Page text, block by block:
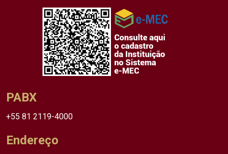
PABX
+55 81 2119-4000
Endereço